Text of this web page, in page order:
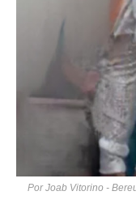
Por Joab Vitorino -